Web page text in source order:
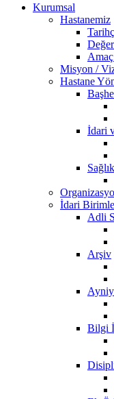
Kurumsal
Hastanemiz
Misyon /
Hastane
İdari
İdari
Adli
Arşiv
Bilgi